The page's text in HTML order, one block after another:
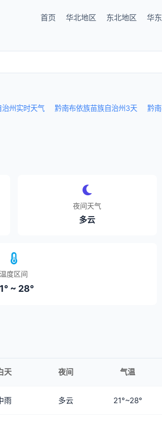
首页 华北地区 东北地区 华
州实时天气 黔南布依族苗族自治州3天 黔
夜间天气
多云
温度区间
~ 28°
天 夜间 气温
雨 多云 21°~28°